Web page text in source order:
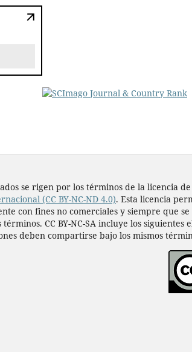
se rigen por los términos de la licencia
(CC BY-NC-ND 4.0). Esta licencia
con fines no comerciales y siempre que
CC BY-NC-SA incluye los
deben compartirse bajo los mismos